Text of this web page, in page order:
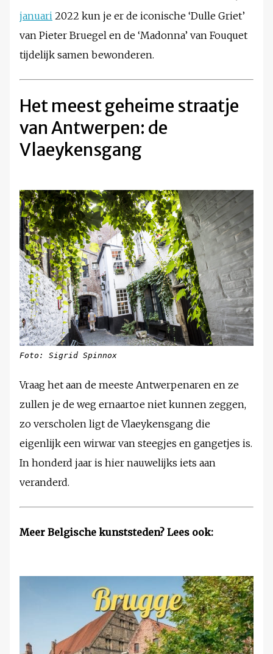
januari 2022 kun je er de iconische ‘Dulle Griet’
van Pieter Bruegel en de ‘Madonna’ van Fouquet
tijdelijk samen bewonderen.
Het meest geheime straatje
van Antwerpen: de
Vlaeykensgang
Foto: Sigrid Spinnox
Vraag het aan de meeste Antwerpenaren en ze
zullen je de weg ernaartoe niet kunnen zeggen,
zo verscholen ligt de Vlaeykensgang die
eigenlijk een wirwar van steegjes en gangetjes is.
In honderd jaar is hier nauwelijks iets aan
veranderd.
Meer Belgische kunststeden? Lees ook: